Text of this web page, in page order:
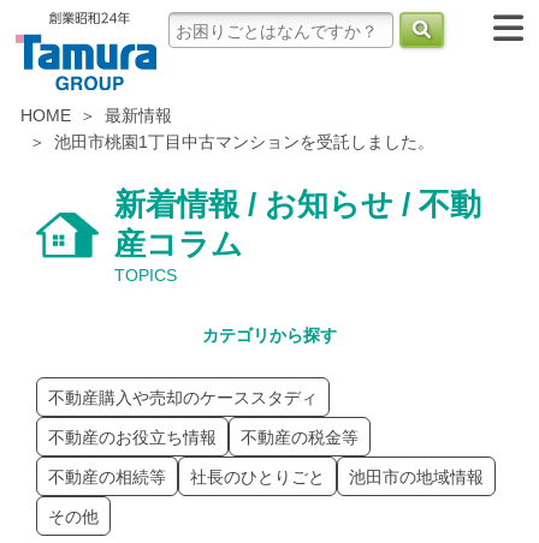
HOME
最新情報
池田市桃園1丁目中古マンションを受託しました。
新着情報 / お知らせ / 不動
産コラム
TOPICS
カテゴリから探す
不動産購入や売却のケーススタディ
不動産のお役立ち情報 不動産の税金等
不動産の相続等 社長のひとりごと 池田市の地域情報
その他